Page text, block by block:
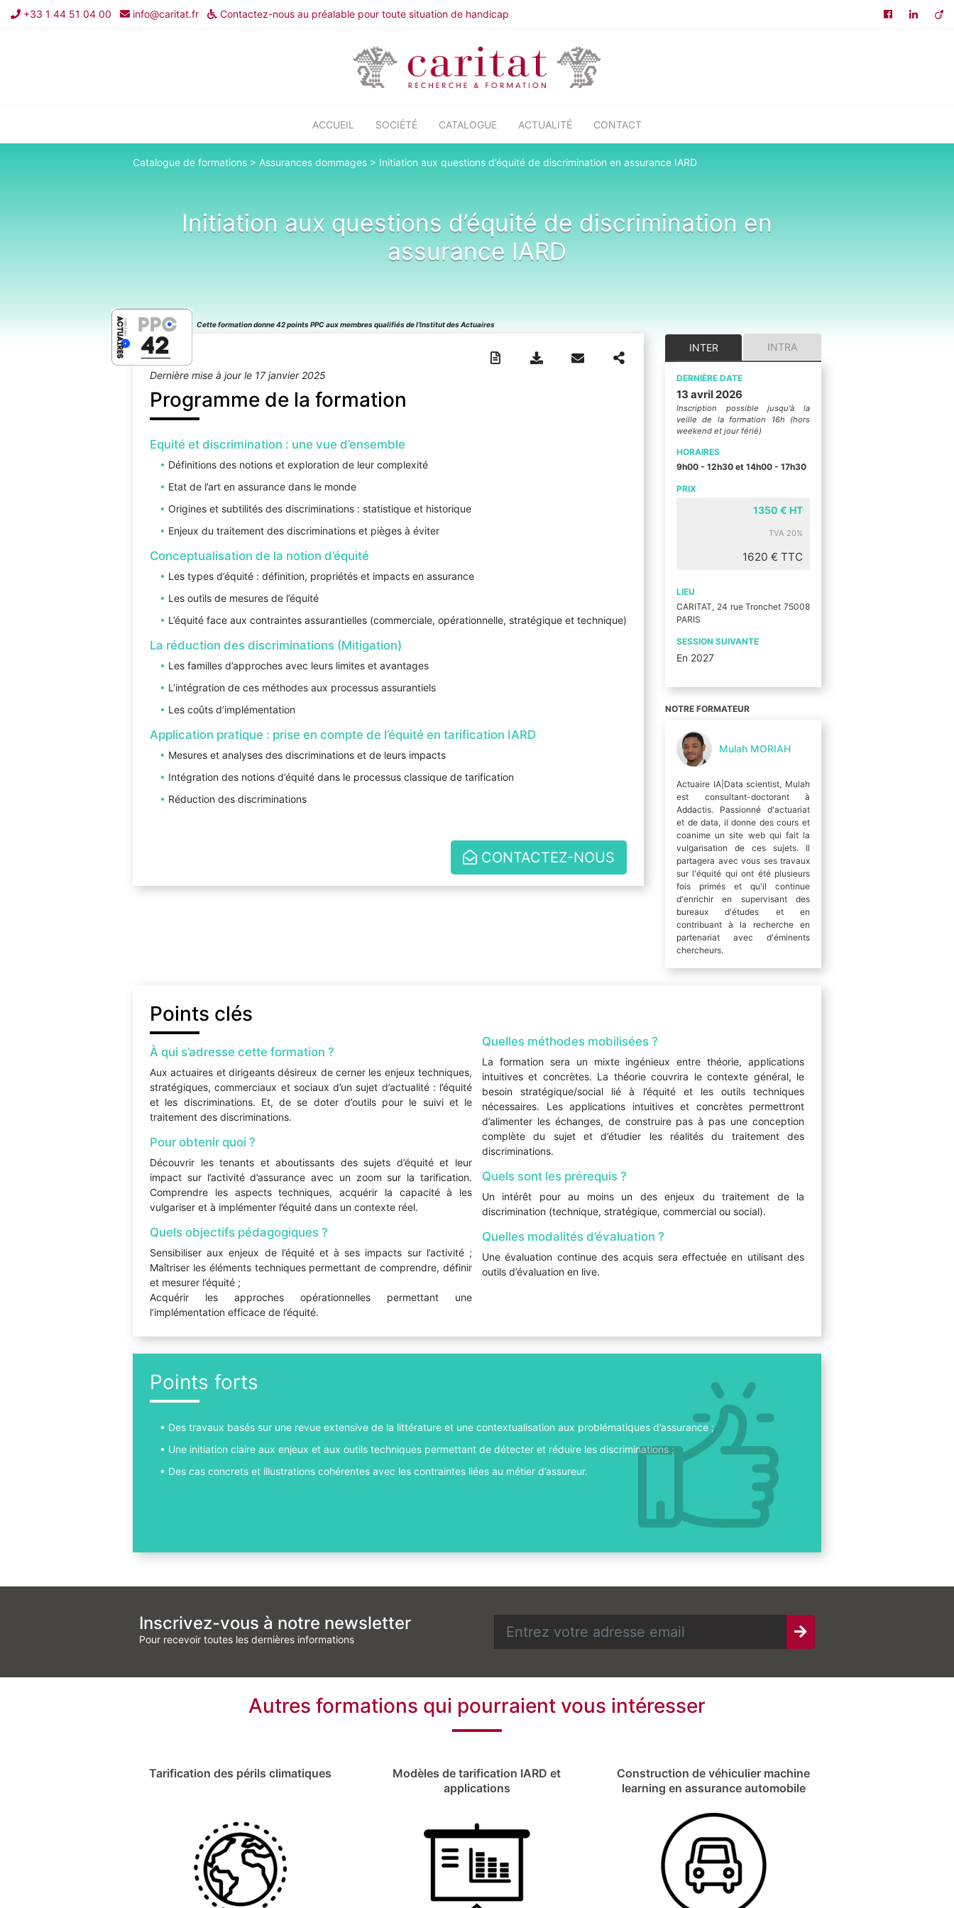
+33 1 44 51 04 00 info@caritat.fr Contactez-nous au préalable pour toute situation de handicap
ACCUEIL SOCIÉTÉ CATALOGUE ACTUALITÉ CONTACT
Catalogue de formations > Assurances dommages > Initiation aux questions d’équité de discrimination en assurance IARD
Initiation aux questions d’équité de discrimination en
assurance IARD
Cette formation donne 42 points PPC aux membres qualifiés de l’Institut des Actuaires
Dernière mise à jour le 17 janvier 2025
Programme de la formation
Equité et discrimination : une vue d’ensemble
Définitions des notions et exploration de leur complexité
Etat de l’art en assurance dans le monde
Origines et subtilités des discriminations : statistique et historique
Enjeux du traitement des discriminations et pièges à éviter
Conceptualisation de la notion d’équité
Les types d’équité : définition, propriétés et impacts en assurance
Les outils de mesures de l’équité
L’équité face aux contraintes assurantielles (commerciale, opérationnelle, stratégique et technique)
La réduction des discriminations (Mitigation)
Les familles d’approches avec leurs limites et avantages
L’intégration de ces méthodes aux processus assurantiels
Les coûts d’implémentation
Application pratique : prise en compte de l’équité en tarification IARD
Mesures et analyses des discriminations et de leurs impacts
Intégration des notions d’équité dans le processus classique de tarification
Réduction des discriminations
CONTACTEZ-NOUS
INTER INTRA
DERNIÈRE DATE
13 avril 2026
Inscription possible jusqu'à la
veille de la formation 16h (hors
weekend et jour férié)
HORAIRES
9h00 - 12h30 et 14h00 - 17h30
PRIX
1350 € HT
TVA 20%
1620 € TTC
LIEU
CARITAT, 24 rue Tronchet 75008
PARIS
SESSION SUIVANTE
En 2027
NOTRE FORMATEUR
Mulah MORIAH
Actuaire IA|Data scientist, Mulah
est consultant-doctorant à
Addactis. Passionné d'actuariat
et de data, il donne des cours et
coanime un site web qui fait la
vulgarisation de ces sujets. Il
partagera avec vous ses travaux
sur l'équité qui ont été plusieurs
fois primés et qu'il continue
d'enrichir en supervisant des
bureaux d'études et en
contribuant à la recherche en
partenariat avec d'éminents
chercheurs.
Points clés
À qui s’adresse cette formation ?
Aux actuaires et dirigeants désireux de cerner les enjeux techniques,
stratégiques, commerciaux et sociaux d’un sujet d’actualité : l’équité
et les discriminations. Et, de se doter d’outils pour le suivi et le
traitement des discriminations.
Pour obtenir quoi ?
Découvrir les tenants et aboutissants des sujets d’équité et leur
impact sur l’activité d’assurance avec un zoom sur la tarification.
Comprendre les aspects techniques, acquérir la capacité à les
vulgariser et à implémenter l’équité dans un contexte réel.
Quels objectifs pédagogiques ?
Sensibiliser aux enjeux de l’équité et à ses impacts sur l’activité ;
Maîtriser les éléments techniques permettant de comprendre, définir
et mesurer l’équité ;
Acquérir les approches opérationnelles permettant une
l’implémentation efficace de l’équité.
Quelles méthodes mobilisées ?
La formation sera un mixte ingénieux entre théorie, applications
intuitives et concrètes. La théorie couvrira le contexte général, le
besoin stratégique/social lié à l’équité et les outils techniques
nécessaires. Les applications intuitives et concrètes permettront
d’alimenter les échanges, de construire pas à pas une conception
complète du sujet et d’étudier les réalités du traitement des
discriminations.
Quels sont les prérequis ?
Un intérêt pour au moins un des enjeux du traitement de la
discrimination (technique, stratégique, commercial ou social).
Quelles modalités d’évaluation ?
Une évaluation continue des acquis sera effectuée en utilisant des
outils d’évaluation en live.
Points forts
Des travaux basés sur une revue extensive de la littérature et une contextualisation aux problématiques d’assurance ;
Une initiation claire aux enjeux et aux outils techniques permettant de détecter et réduire les discriminations ;
Des cas concrets et illustrations cohérentes avec les contraintes liées au métier d’assureur.
Inscrivez-vous à notre newsletter
Pour recevoir toutes les dernières informations
Autres formations qui pourraient vous intéresser
Tarification des périls climatiques
Modèles de tarification IARD et
applications
Construction de véhiculier machine
learning en assurance automobile